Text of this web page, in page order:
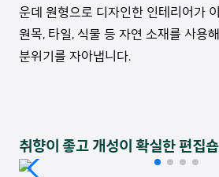
운데 원형으로 디자인한 인테리어가
원목, 타일, 식물 등 자연 소재를 사용
분위기를 자아냅니다.
취향이 좋고 개성이 확실한 편집숍